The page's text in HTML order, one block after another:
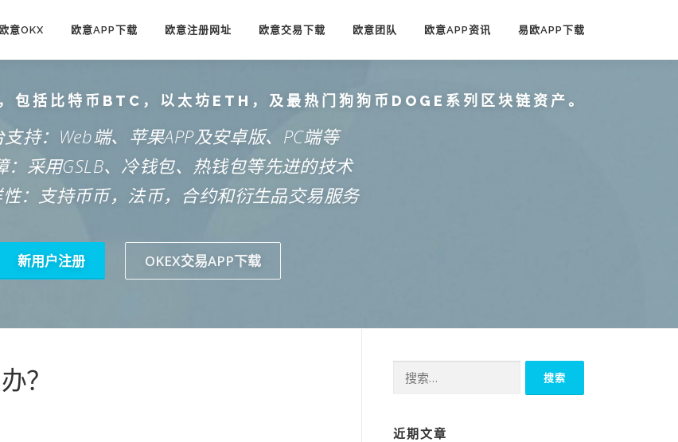
意OKX 欧意APP下载 欧意注册网址 欧意交易下载 欧意团队 欧意APP资讯 易欧APP下载
包括比特币BTC，以太坊ETH，及最热门狗狗币DOGE系列区块链资产。
支持：Web端、苹果APP及安卓版、PC端等
：采用GSLB、冷钱包、热钱包等先进的技术
性：支持币币，法币，合约和衍生品交易服务
新用户注册 OKEX交易APP下载
？
索：
近期文章